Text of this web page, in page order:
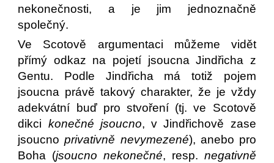
nekonečnosti, a je jim jednoznačně
společný.
Ve Scotově argumentaci můžeme vidět
přímý odkaz na pojetí jsoucna Jindřicha z
Gentu. Podle Jindřicha má totiž pojem
jsoucna právě takový charakter, že je vždy
adekvátní buď pro stvoření (tj. ve Scotově
dikci konečné jsoucno, v Jindřichově zase
jsoucnoprivativně nevymezené), anebo pro
Boha (jsoucno nekonečné, resp. negativně